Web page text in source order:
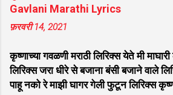
ककरीब आ गया है लिरिक्स मुरली वाले मुरली
जरा धीरे से बजाना बंसी बजाने वाले कृष्ण भजन
भजन लिरिक्स घर घर में बस रहा है मेरा श्याम
बिगड़ी किस्मत को जगा दे ऐसा मेरा श्याम है
भगव...
Gavlani Marathi Lyrics
फ़रवरी 14, 2021
कृष्णाच्या गवळणी मराठी लिरिक्स येते मी
लिरिक्स जरा धीरे से बजाना बंसी बजाने वाले
पाहू नको रे माझी घागर गेली फुटून लिरिक्स